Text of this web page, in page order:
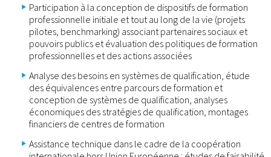
Participation à la conception de dispositifs de formation
professionnelle initiale et tout au long de la vie (projets
pilotes, benchmarking) associant partenaires sociaux et
pouvoirs publics et évaluation des politiques de formation
professionnelles et des actions associées
Analyse des besoins en systèmes de qualification, étude
des équivalences entre parcours de formation et
conception de systèmes de qualification, analyses
économiques des stratégies de qualification, montages
financiers de centres de formation
Assistance technique dans le cadre de la coopération